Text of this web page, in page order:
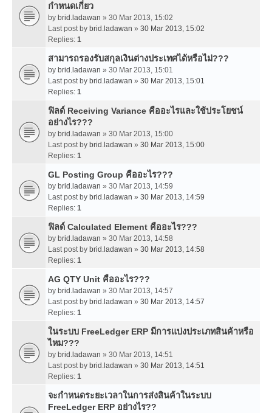
กำหนดเกี่ยว
by brid.ladawan » 30 Mar 2013, 15:02
Last post by brid.ladawan » 30 Mar 2013, 15:02
Replies: 1
สามารถรองรับสกุลเงินต่างประเทศได้หรือไม่???
by brid.ladawan » 30 Mar 2013, 15:01
Last post by brid.ladawan » 30 Mar 2013, 15:01
Replies: 1
ฟิลด์ Receiving Variance คืออะไรและใช้ประโยชน์
อย่างไร???
by brid.ladawan » 30 Mar 2013, 15:00
Last post by brid.ladawan » 30 Mar 2013, 15:00
Replies: 1
GL Posting Group คืออะไร???
by brid.ladawan » 30 Mar 2013, 14:59
Last post by brid.ladawan » 30 Mar 2013, 14:59
Replies: 1
ฟิลด์ Calculated Element คืออะไร???
by brid.ladawan » 30 Mar 2013, 14:58
Last post by brid.ladawan » 30 Mar 2013, 14:58
Replies: 1
AG QTY Unit คืออะไร???
by brid.ladawan » 30 Mar 2013, 14:57
Last post by brid.ladawan » 30 Mar 2013, 14:57
Replies: 1
ในระบบ FreeLedger ERP มีการแบ่งประเภทสินค้าหรือ
ไหม???
by brid.ladawan » 30 Mar 2013, 14:51
Last post by brid.ladawan » 30 Mar 2013, 14:51
Replies: 1
จะกำหนดระยะเวลาในการส่งสินค้าในระบบ
FreeLedger ERP อย่างไร??